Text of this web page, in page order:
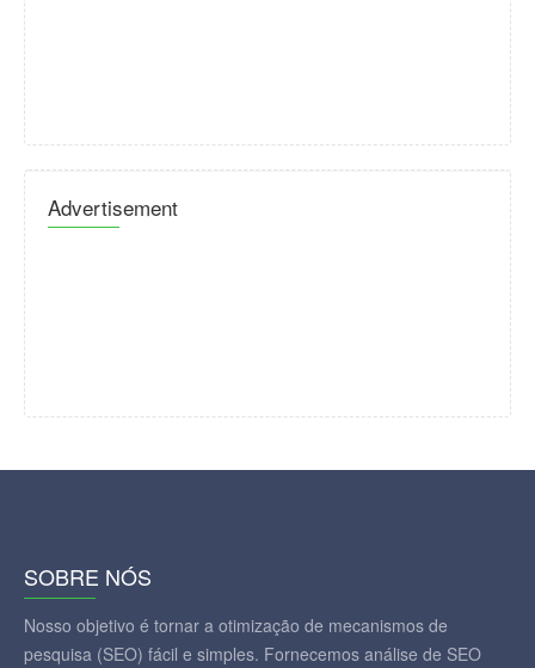
Advertisement
SOBRE NÓS
Nosso objetivo é tornar a otimização de mecanismos de
pesquisa (SEO) fácil e simples. Fornecemos análise de SEO